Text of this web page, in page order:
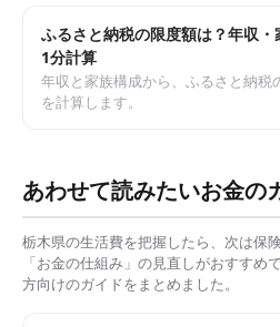
ふるさと納税の限度額は？年収・
1分計算
年収と家族構成から、ふるさと納税
を計算します。
あわせて読みたいお金の
栃木県の生活費を把握したら、次は保
「お金の仕組み」の見直しがおすすめ
方向けのガイドをまとめました。